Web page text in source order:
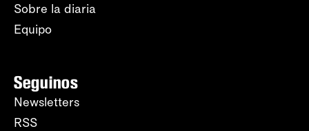
Sobre la diaria
Equipo
Seguinos
Newsletters
RSS